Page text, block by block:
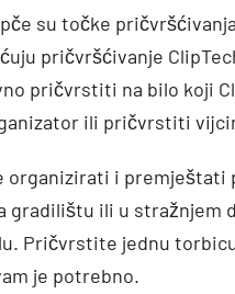
su točke
pričvršćivanje
pričvrstiti na bilo koji
ili pričvrstiti
organizirati i premještati
gradilištu ili u stražnjem
Pričvrstite jednu
je potrebno.